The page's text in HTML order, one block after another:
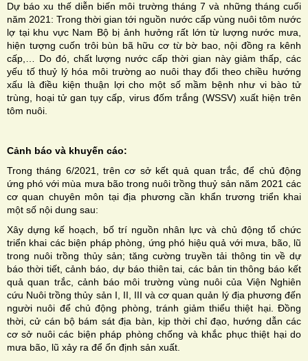
Dự báo xu thế diễn biến môi trường tháng 7 và những tháng cuối
năm 2021: Trong thời gian tới nguồn nước cấp vùng nuôi tôm nước
lợ tại khu vực Nam Bộ bị ảnh hưởng rất lớn từ lượng nước mưa,
hiện tượng cuốn trôi bùn bã hữu cơ từ bờ bao, nội đồng ra kênh
cấp,… Do đó, chất lượng nước cấp thời gian này giảm thấp, các
yếu tố thuỷ lý hóa môi trường ao nuôi thay đổi theo chiều hướng
xấu là điều kiện thuận lợi cho một số mầm bệnh như vi bào tử
trùng, hoại tử gan tụy cấp, virus đốm trắng (WSSV) xuất hiện trên
tôm nuôi.
Cảnh báo và khuyến cáo:
Trong tháng 6/2021, trên cơ sở kết quả quan trắc, để chủ động
ứng phó với mùa mưa bão trong nuôi trồng thuỷ sản năm 2021 các
cơ quan chuyên môn tại địa phương cần khẩn trương triển khai
một số nội dung sau:
Xây dựng kế hoạch, bố trí nguồn nhân lực và chủ động tổ chức
triển khai các biện pháp phòng, ứng phó hiệu quả với mưa, bão, lũ
trong nuôi trồng thủy sản; tăng cường truyền tải thông tin về dự
báo thời tiết, cảnh báo, dự báo thiên tai, các bản tin thông báo kết
quả quan trắc, cảnh báo môi trường vùng nuôi của Viện Nghiên
cứu Nuôi trồng thủy sản I, II, III và cơ quan quản lý địa phương đến
người nuôi để chủ động phòng, tránh giảm thiểu thiệt hại. Đồng
thời, cử cán bộ bám sát địa bàn, kịp thời chỉ đạo, hướng dẫn các
cơ sở nuôi các biện pháp phòng chống và khắc phục thiệt hại do
mưa bão, lũ xảy ra để ổn định sản xuất.